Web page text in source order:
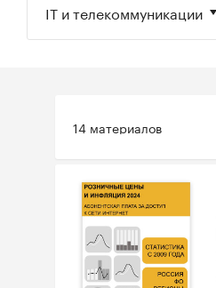
IT и телекоммуникации
14 материалов